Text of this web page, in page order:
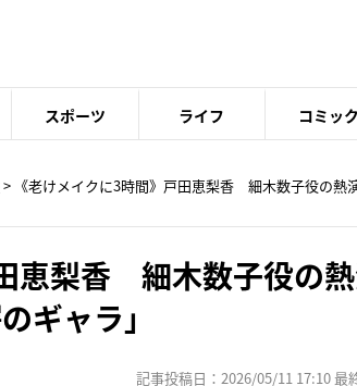
スポーツ ライフ コミック
> 《老けメイクに3時間》戸田恵梨香 細木数子役の熱
恵梨香 細木数子役の
ギャラ」
記事投稿日：2026/05/11 17:10 最